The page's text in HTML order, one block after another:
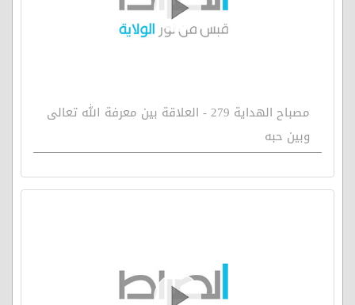
مصباح الهداية 279 - العلاقة بين معرفة الله تعالى
وبين حبه